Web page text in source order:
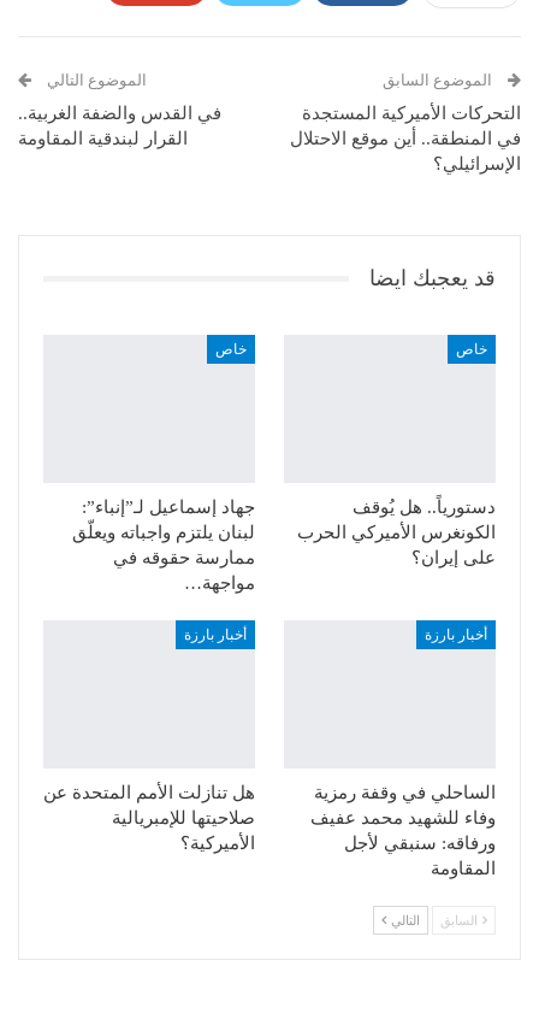
البريد الإلكتروني
الموضوع السابق
التحركات الأميركية المستجدة
في المنطقة.. أين موقع الاحتلال
الإسرائيلي؟
الموضوع التالي
في القدس والضفة الغربية..
القرار لبندقية المقاومة
قد يعجبك ايضا
خاص
دستورياً.. هل يُوقف
الكونغرس الأميركي الحرب
على إيران؟
خاص
جهاد إسماعيل لـ”إنباء”:
لبنان يلتزم واجباته ويعلّق
ممارسة حقوقه في
مواجهة…
أخبار بارزة
الساحلي في وقفة رمزية
وفاء للشهيد محمد عفيف
ورفاقه: سنبقي لأجل
المقاومة
أخبار بارزة
هل تنازلت الأمم المتحدة عن
صلاحيتها للإمبريالية
الأميركية؟
السابق التالي